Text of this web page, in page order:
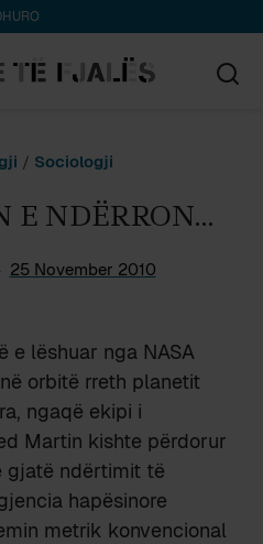
/ Sociologji
E NDËRRON…
25 November 2010
e lëshuar nga NASA
orbitë rreth planetit
ngaqë ekipi i
Martin kishte përdorur
gjatë ndërtimit të
hapësinore
metrik konvencional